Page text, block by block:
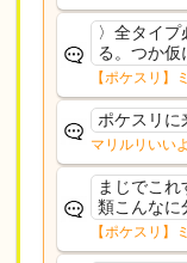
〉全タイプ
る。つか仮
もんに付き
リソースを
やったこと
ラピスEX
【ポケスリ】
ポケスリに
マリルリいい
まじでこ
類こんなに
【ポケスリ】